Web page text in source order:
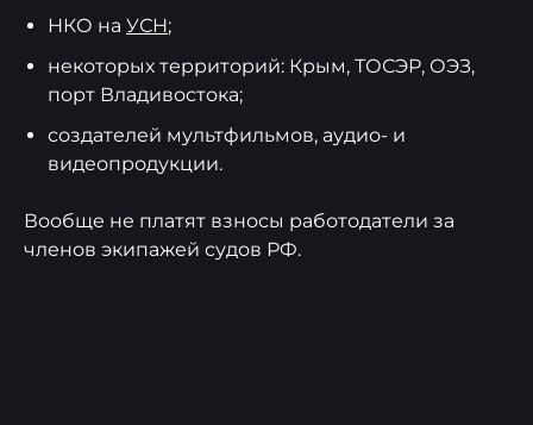
НКО на УСН;
некоторых территорий: Крым, ТОСЭР, ОЭЗ,
порт Владивостока;
создателей мультфильмов, аудио- и
видеопродукции.
Вообще не платят взносы работодатели за
членов экипажей судов РФ.